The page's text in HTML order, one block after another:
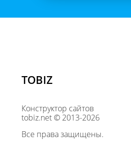
TOBIZ
Конструктор сайтов
tobiz.net © 2013-2026
Все права защищены.